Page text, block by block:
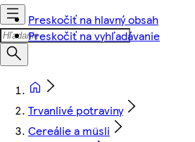
Preskočiť na hlavný obsah
Preskočiť na vyhľadávanie
Trvanlivé potraviny
Cereálie a müsli